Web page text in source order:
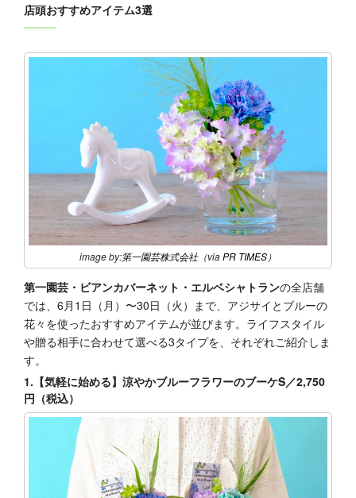
店頭おすすめアイテム3選
image by:第一園芸株式会社（viaPR TIMES）
第一園芸・ビアンカバーネット・エルベシャトランの全店舗
では、6月1日（月）〜30日（火）まで、アジサイとブルーの
花々を使ったおすすめアイテムが並びます。ライフスタイル
や贈る相手に合わせて選べる3タイプを、それぞれご紹介しま
す。
1.【気軽に始める】涼やかブルーフラワーのブーケS／2,750
円（税込）